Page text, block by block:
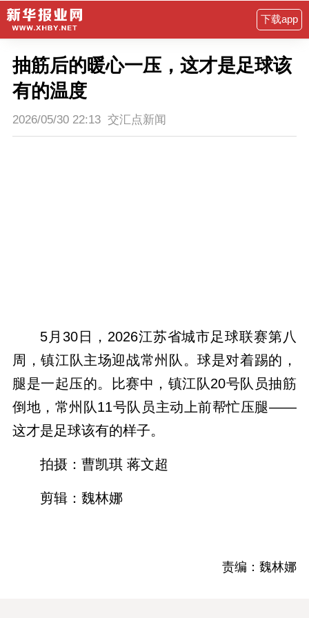
下载app
抽筋后的暖心一压，这才是足球该
有的温度
2026/05/30 22:13 交汇点新闻
5月30日，2026江苏省城市足球联赛第八
周，镇江队主场迎战常州队。球是对着踢的，
腿是一起压的。比赛中，镇江队20号队员抽筋
倒地，常州队11号队员主动上前帮忙压腿——
这才是足球该有的样子。
拍摄：曹凯琪 蒋文超
剪辑：魏林娜
责编：魏林娜